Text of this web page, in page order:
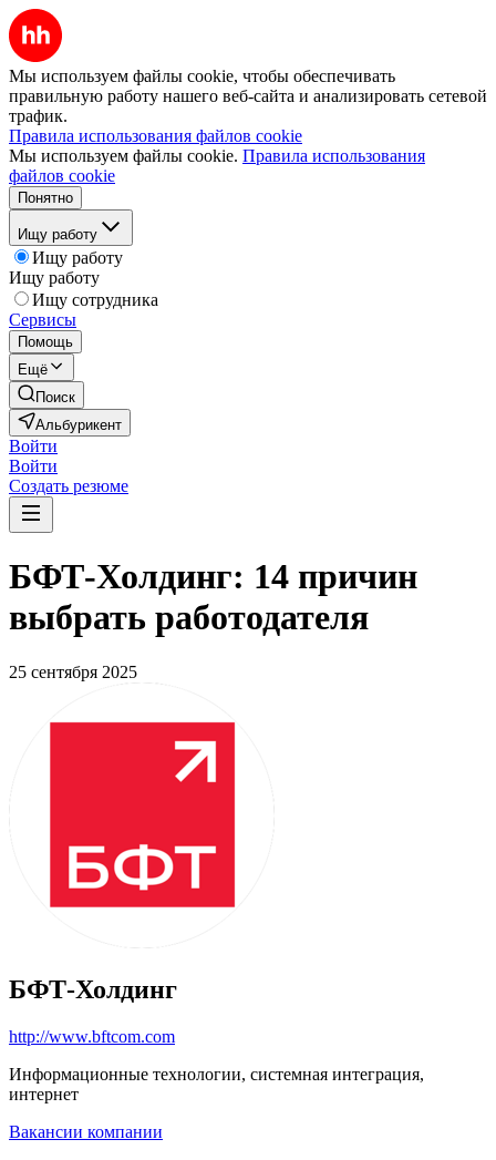
Мы используем файлы cookie, чтобы обеспечивать
правильную работу нашего веб-сайта и анализировать сетевой
трафик.
Правила использования файлов cookie
Мы используем файлы cookie. Правила использования
файлов cookie
Понятно
Ищу работу
Ищу работу
Ищу работу
Ищу сотрудника
Сервисы
Помощь
Ещё
Поиск
Альбурикент
Войти
Войти
Создать резюме
БФТ-Холдинг: 14 причин
выбрать работодателя
25 сентября 2025
БФТ-Холдинг
http://www.bftcom.com
Информационные технологии, системная интеграция,
интернет
Вакансии компании